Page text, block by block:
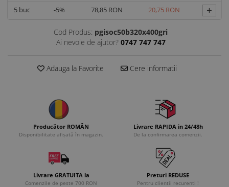
5buc -5% 78,85 RON 20,75 RON +
Cod Produs: pgisoc50b320x400gri
Ai nevoie de ajutor? 0747 747 747
Adauga la Favorite Cere informatii
Producător ROMÂN
Disponibilitate afișată în magazin.
Livrare RAPIDA in 24/48h
De la confirmarea comenzii.
Livrare GRATUITA la
Comenzile de peste 700 RON
Preturi REDUSE
Pentru clientii recurenti !